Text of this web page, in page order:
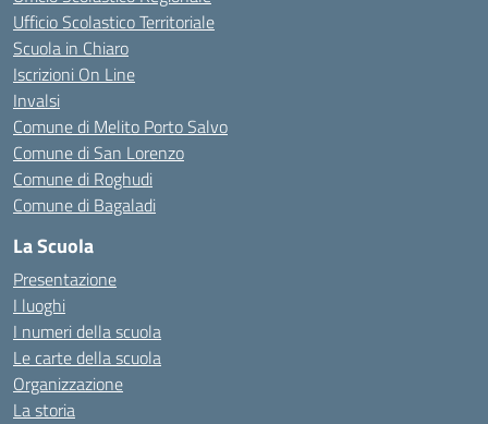
Ufficio Scolastico Territoriale
Scuola in Chiaro
Iscrizioni On Line
Invalsi
Comune di Melito Porto Salvo
Comune di San Lorenzo
Comune di Roghudi
Comune di Bagaladi
La Scuola
Presentazione
I luoghi
I numeri della scuola
Le carte della scuola
Organizzazione
La storia